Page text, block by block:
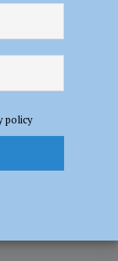
della salute
dei
policy